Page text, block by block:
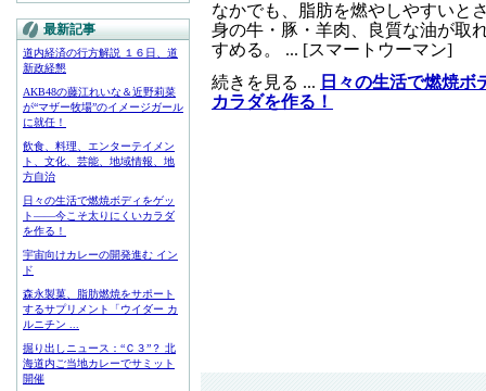
最新記事
道内経済の行方解説 １６日、道
新政経懇
AKB48の藤江れいな＆近野莉菜
が“マザー牧場”のイメージガール
に就任！
飲食、料理、エンターテイメン
ト、文化、芸能、地域情報、地
方自治
日々の生活で燃焼ボディをゲッ
ト――今こそ太りにくいカラダ
を作る！
宇宙向けカレーの開発進む イン
ド
森永製菓、脂肪燃焼をサポート
するサプリメント「ウイダー カ
ルニチン ...
掘り出しニュース：“Ｃ３”？ 北
海道内ご当地カレーでサミット
開催
なかでも、脂肪を燃やしやすいと
身の牛・豚・羊肉、良質な油が取
すめる。 ... [スマートウーマン]
続きを見る ... 日々の生活で燃焼
カラダを作る！